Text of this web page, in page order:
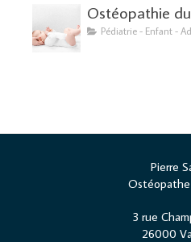
Ostéopathie
Pédiatrie - Enfant -
Pierre
Ostéopathe
3 rue
26000